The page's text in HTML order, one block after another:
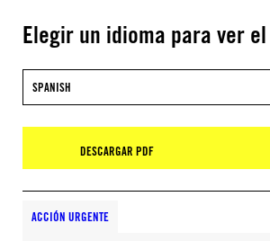
Elegir un idioma para ver
SPANISH
DESCARGAR PDF
ACCIÓN URGENTE